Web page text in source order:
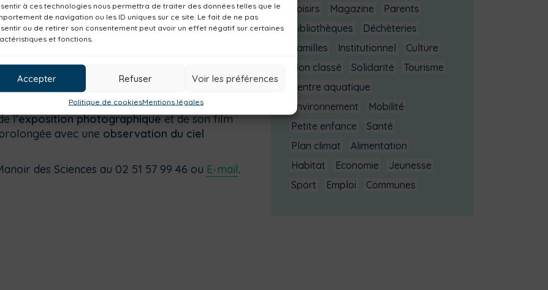
à ces technologies nous permettra de traiter des données telles que le
de navigation ou les ID uniques sur ce site. Le fait de ne pas
ou de retirer son consentement peut avoir un effet négatif sur certaines
et fonctions.
Accepter Refuser Voir les préférences
Politique de cookiesMentions légales
une soirée rencontre avecOlivier
l’exposition photographiqueet de son film
avec une observation du ciel
des Sciences au 02 51 57 99 46 ou E-mail.
Loisirs
Magazine
Parents
Bibliothèques
Déchèteries
Familles
Institutionnel
Culture
Non classé
Solidarité
Tourisme
Centre aquatique
Environnement
Mobilité
Petite enfance
Santé
Plan climat
Alimentation
Habitat
Economie
Jeunesse
Sport
Emploi Communes